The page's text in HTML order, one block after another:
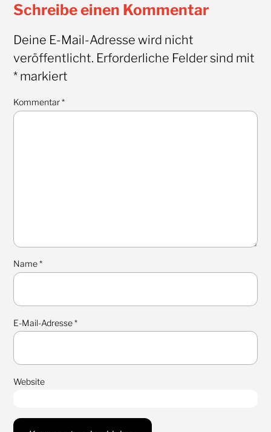
Schreibe einen Kommentar
Deine E-Mail-Adresse wird nicht
veröffentlicht. Erforderliche Felder sind mit
*markiert
Kommentar*
Name*
E-Mail-Adresse*
Website